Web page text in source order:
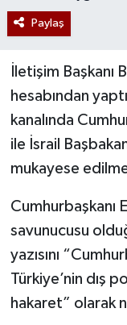
Paylaş
İletişim
hesabından
kanalında
ile İsrail
mukayese
Cumhurbaşkanı
savunucusu
yazısını
Türkiye’nin dış
hakaret” olarak